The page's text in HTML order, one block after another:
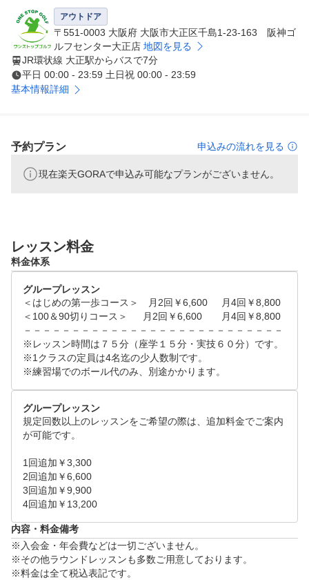
ことをご理解いただき、当スクールで沢山の仲間・友人を
つくっていただければと思います！！
■費用を最小限に抑えながら、スキル・楽しさをお伝えい
たします！
幅広い層の皆様にゴルフを楽しんでいただきたいという想
きます！在校生専用・グリーン周りの練習場
■実践の場をご用意しておりますので、ドンドンご参加く
一年を通じて各地でコンペを開催いたしております。
■ルール・マナー・理論等を座学で学び、レッスンで実践
しましょう！全てが揃うワンストップレッスン
アウトドア
〒551-0003 大阪府 大阪市大正区千島1-23-163 阪神ゴ
ルフセンター大正店 地図を見る
JR環状線 大正駅からバスで7分
平日 00:00 - 23:59 土日祝 00:00 - 23:59
基本情報詳細
予約プラン 申込みの流れを見る
現在楽天GORAで申込み可能なプランがございません。
レッスン料金
料金体系
グループレッスン
＜はじめの第一歩コース＞　月2回￥6,600	月4回￥8,800
＜100＆90切りコース＞	　月2回￥6,600	月4回￥8,800
－－－－－－－－－－－－－－－－－－－－－－－－－－－
※レッスン時間は７５分（座学１５分・実技６０分）です。
※1クラスの定員は4名迄の少人数制です。
※練習場でのボール代のみ、別途かかります。
グループレッスン
規定回数以上のレッスンをご希望の際は、追加料金でご案内
が可能です。
1回追加￥3,300
2回追加￥6,600
3回追加￥9,900
4回追加￥13,200
内容・料金備考
※入会金・年会費などは一切ございません。
※その他ラウンドレッスンも多数ご用意しております。
※料金は全て税込表記です。